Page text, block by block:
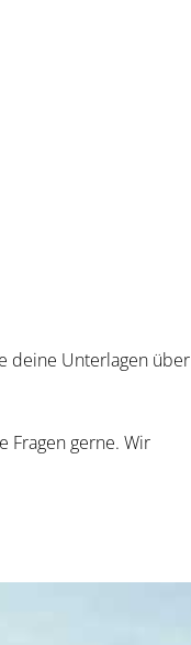
deine Unterlagen über
Fragen gerne. Wir